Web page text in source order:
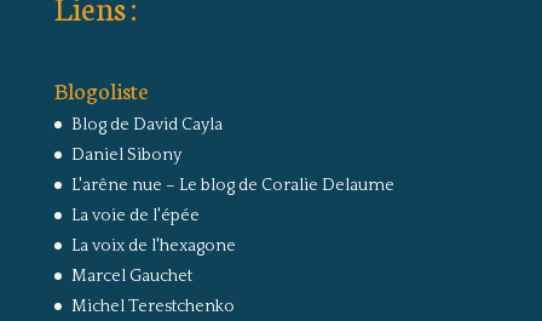
Blogoliste
Blog de David Cayla
Daniel Sibony
L'arêne nue – Le blog de Coralie Delaume
La voie de l'épée
La voix de l'hexagone
Marcel Gauchet
Michel Terestchenko